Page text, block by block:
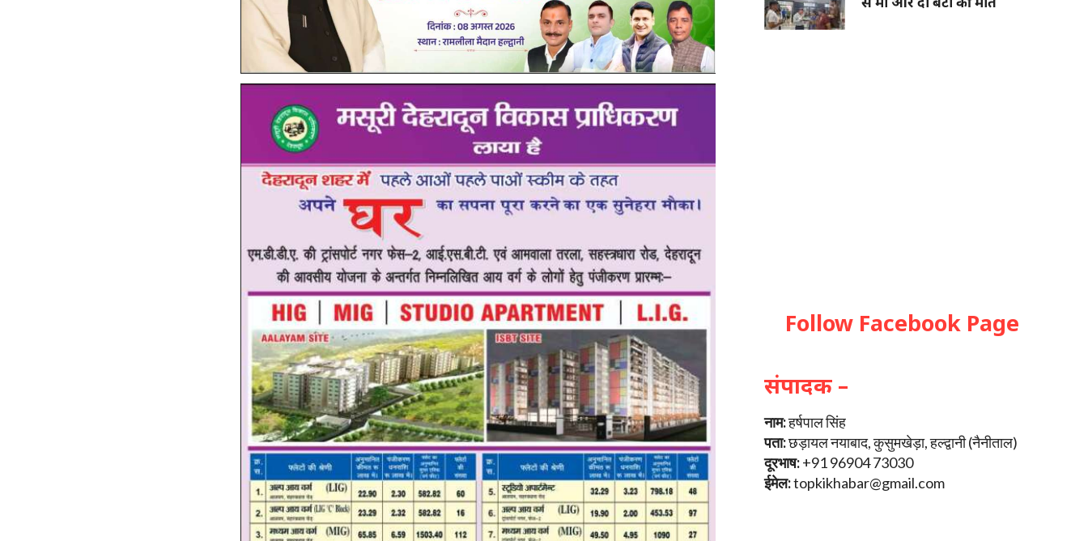
Follow Facebook Page
संपादक –
नाम:हर्षपाल सिंह
पता:छड़ायल नयाबाद, कुसुमखेड़ा, हल्द्वानी (नैनीताल)
दूरभाष:+91 96904 73030
ईमेल:topkikhabar@gmail.com